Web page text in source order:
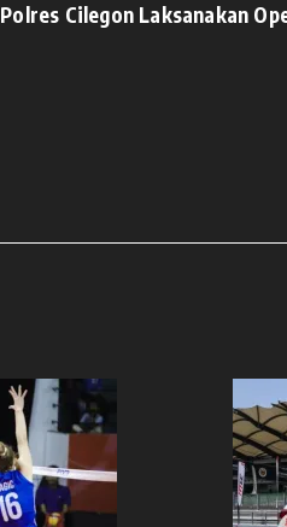
Polres Cilegon Laksanakan